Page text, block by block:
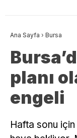
Ana Sayfa › Bursa
planı
engeli
Hafta sonu için